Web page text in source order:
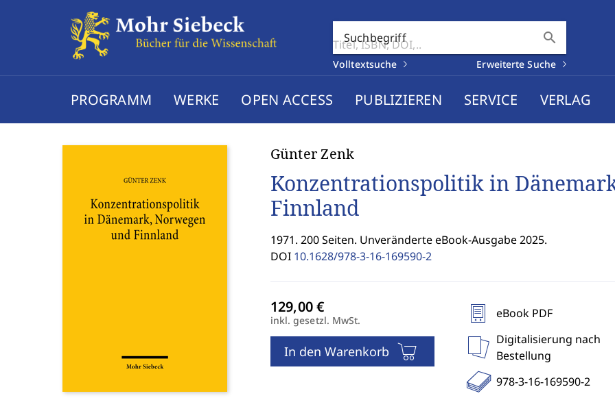
Suchbegriff search
Volltextsuche Erweiterte Suche
PROGRAMM WERKE OPEN ACCESS PUBLIZIEREN SERVICE VERLAG
Günter Zenk
Konzentrationspolitik in
Finnland
1971. 200 Seiten. Unveränderte eBook-Ausgabe 2025.
DOI 10.1628/978-3-16-169590-2
inkl. gesetzl. MwSt.
In den Warenkorb
eBook PDF
Digitalisierung nach
Bestellung
978-3-16-169590-2